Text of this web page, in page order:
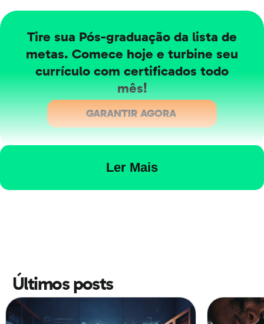
Tire sua Pós-graduação da lista de
metas. Comece hoje e turbine seu
currículo com certificados todo
mês!
GARANTIR AGORA
1. Seja organizado
Contextualmente, um dos aspectos mais relevantes é
Ler Mais
Últimos posts